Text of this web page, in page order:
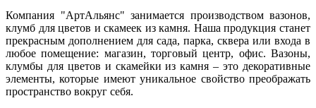
Компания "АртАльянс" занимается производством вазонов,
клумб для цветов и скамеек из камня. Наша продукция станет
прекрасным дополнением для сада, парка, сквера или входа в
любое помещение: магазин, торговый центр, офис. Вазоны,
клумбы для цветов и скамейки из камня – это декоративные
элементы, которые имеют уникальное свойство преображать
пространство вокруг себя.